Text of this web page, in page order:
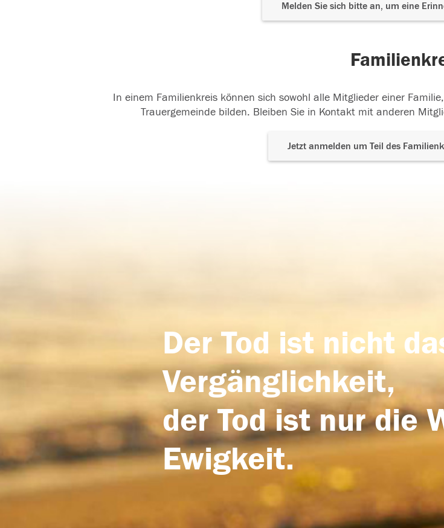
Melden Sie sich bitte an, um eine
In einem Familienkreis können sich sowohl alle Mitglieder einer
Trauergemeinde bilden. Bleiben Sie in Kontakt mit anderen
Jetzt anmelden um Teil des
Der Tod ist nicht
Vergänglichkeit,
der Tod ist nur die
Ewigkeit.